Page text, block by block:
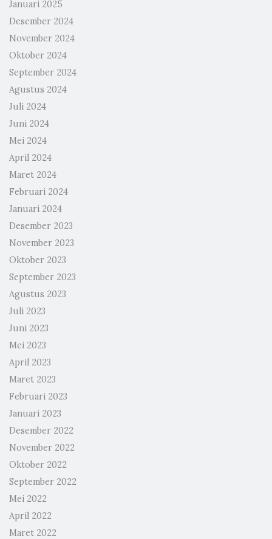
Januari 2025
Desember 2024
November 2024
Oktober 2024
September 2024
Agustus 2024
Juli 2024
Juni 2024
Mei 2024
April 2024
Maret 2024
Februari 2024
Januari 2024
Desember 2023
November 2023
Oktober 2023
September 2023
Agustus 2023
Juli 2023
Juni 2023
Mei 2023
April 2023
Maret 2023
Februari 2023
Januari 2023
Desember 2022
November 2022
Oktober 2022
September 2022
Mei 2022
April 2022
Maret 2022